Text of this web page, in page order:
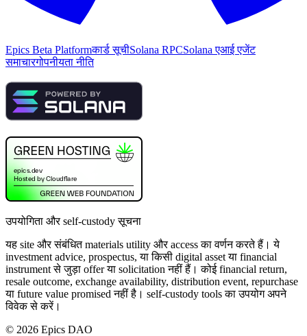
Epics Beta Platformकार्ड सूचीSolana RPCSolana एआई एजेंट
समाचारगोपनीयता नीति
उपयोगिता और self-custody सूचना
यह site और संबंधित materials utility और access का वर्णन करते हैं। ये
investment advice, prospectus, या किसी digital asset या financial
instrument से जुड़ा offer या solicitation नहीं हैं। कोई financial return,
resale outcome, exchange availability, distribution event, repurchase
या future value promised नहीं है। self-custody tools का उपयोग अपने
विवेक से करें।
© 2026 Epics DAO